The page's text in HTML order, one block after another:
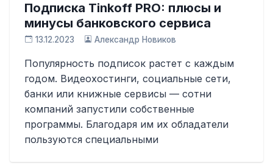
Подписка Tinkoff PRO: плюсы и
минусы банковского сервиса
13.12.2023 Александр Новиков
Популярность подписок растет с каждым
годом. Видеохостинги, социальные сети,
банки или книжные сервисы — сотни
компаний запустили собственные
программы. Благодаря им их обладатели
пользуются специальными